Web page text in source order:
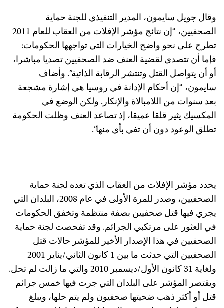
وقال جويل سايمون، المدير التنفيذي للجنة حماية
الصحفيين، “إن نتائج مؤشر الإفلات من العقاب للعام 2011
تطرح على نحو واضح الخيارات التي تواجهها الحكومات:
فإما أن تتصدى لقضية العنف ضد الصحفيين تصديا مباشرا،
أو أن يتواصل القتل وتنتشر الرقابة الذاتية”. وأضاف
سايمون، “إن أحكام الإدانة في روسيا هي إشارة مشجعة
بعد سنوات من اللامبالاة والإنكار. ولكن الوضع في
المكسيك يثير قلقا عميقا، إذ تصاعد العنف وظلت الحكومة
تطلق الوعود دون أن تفي بأي منها”.
يحدد مؤشر الإفلات من العقاب الذي تعده لجنة حماية
الصحفيين، وصدر للمرة الأولى في عام 2008، البلدان التي
يجري فيها قتل صحفيين بصفة منتظمة وتخفق الحكومات
في العثور على مرتكبي الجرائم. وقد تفحصت لجنة حماية
الصحفيين في هذا الإصدار الأخير للمؤشر حالات قتل
الصحفيين التي حدثت ما بين 1 كانون الثاني/يناير 2001
ولغاية 31 كانون الأول/ديسمبر 2010 والتي ما زالت لم تحل.
ويقتصر المؤشر على البلدان التي جرت فيها خمس جرائم
قتل أو أكثر ذهب ضحيتها صحفيون ولم يتم حلها، ويبلغ